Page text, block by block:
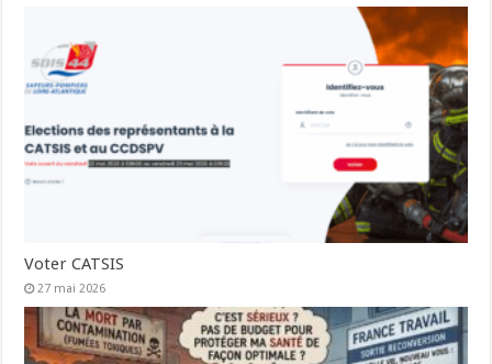
Voter CATSIS
27 mai 2026